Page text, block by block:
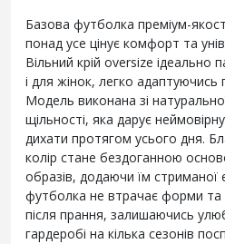
Базова футболка преміум-
понад усе цінує комфорт та
Вільний крій oversize ідеально
і для жінок, легко адаптуючись
Модель виконана зі
щільності, яка дарує
дихати протягом усього дня.
колір стане бездоганною
образів, додаючи їм стриманої
футболка не втрачає форми та
після прання, залишаючись
гардеробі на кілька сезонів